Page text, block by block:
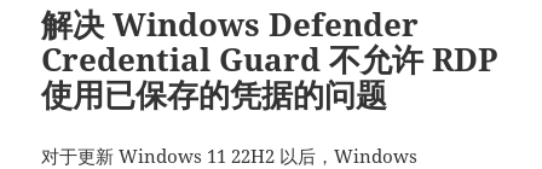
解决 Windows Defender
Credential Guard 不允许 RDP
使用已保存的凭据的问题
对于更新 Windows 11 22H2 以后，Windows